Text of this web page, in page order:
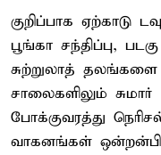
குறிப்பாக ஏற்காடு
பூங்கா சந்திப்பு,
சுற்றுலாத்
சாலைகளிலும்
போக்குவரத்து
வாகனங்கள்